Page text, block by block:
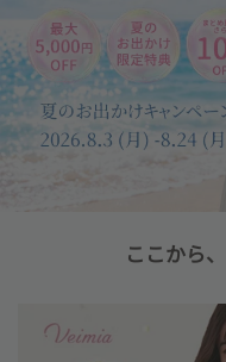
ここから